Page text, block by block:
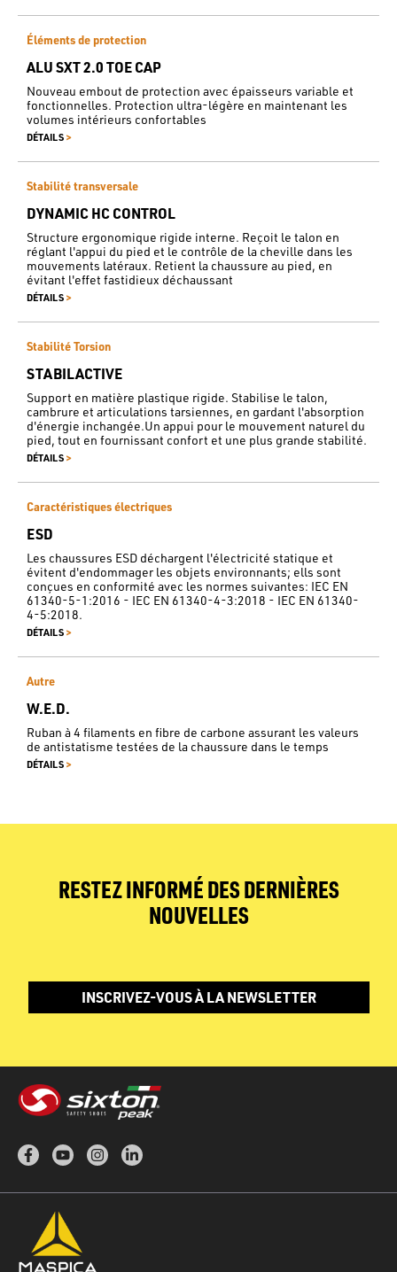
Éléments de protection
ALU SXT 2.0 TOE CAP
Nouveau embout de protection avec épaisseurs variable et
fonctionnelles. Protection ultra-légère en maintenant les
volumes intérieurs confortables
DÉTAILS >
Stabilité transversale
DYNAMIC HC CONTROL
Structure ergonomique rigide interne. Reçoit le talon en
réglant l'appui du pied et le contrôle de la cheville dans les
mouvements latéraux. Retient la chaussure au pied, en
évitant l'effet fastidieux déchaussant
DÉTAILS >
Stabilité Torsion
STABILACTIVE
Support en matière plastique rigide. Stabilise le talon,
cambrure et articulations tarsiennes, en gardant l'absorption
d'énergie inchangée.Un appui pour le mouvement naturel du
pied, tout en fournissant confort et une plus grande stabilité.
DÉTAILS >
Caractéristiques électriques
ESD
Les chaussures ESD déchargent l'électricité statique et
évitent d'endommager les objets environnants; ells sont
conçues en conformité avec les normes suivantes: IEC EN
61340-5-1:2016 - IEC EN 61340-4-3:2018 - IEC EN 61340-
4-5:2018.
DÉTAILS >
Autre
W.E.D.
Ruban à 4 filaments en fibre de carbone assurant les valeurs
de antistatisme testées de la chaussure dans le temps
DÉTAILS >
RESTEZ INFORMÉ DES DERNIÈRES
NOUVELLES
INSCRIVEZ-VOUS À LA NEWSLETTER